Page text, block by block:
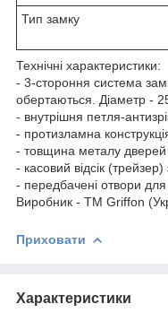
Тип замку
Технічні характеристики:
- 3-стороння система
обертаються. Діаметр -
- внутрішня петля-
- протизламна
- товщина металу
- касовий відсік
- передбачені отвори
Виробник - ТМ Griffon
Приховати
Характеристики